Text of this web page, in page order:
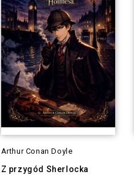
Arthur Conan Doyle
Z przygód Sherlocka